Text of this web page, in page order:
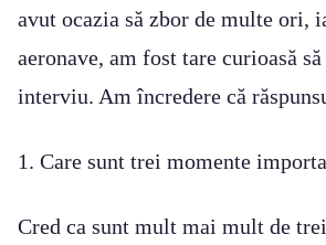
avut ocazia să zbor de multe ori,
aeronave, am fost tare curioasă
interviu. Am încredere că
1. Care sunt trei momente
Cred ca sunt mult mai mult de